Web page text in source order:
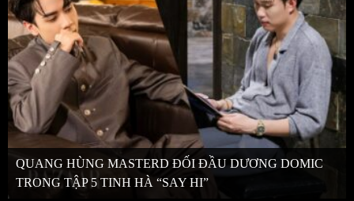
QUANG HÙNG MASTERD ĐỐI ĐẦU DƯƠNG DOMIC
TRONG TẬP 5 TINH HÀ “SAY HI”